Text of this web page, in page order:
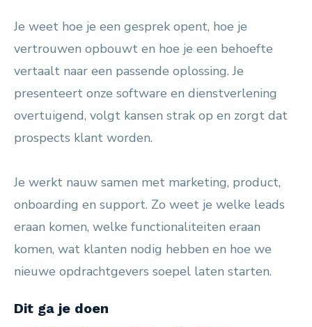
Je weet hoe je een gesprek opent, hoe je
vertrouwen opbouwt en hoe je een behoefte
vertaalt naar een passende oplossing. Je
presenteert onze software en dienstverlening
overtuigend, volgt kansen strak op en zorgt dat
prospects klant worden.
Je werkt nauw samen met marketing, product,
onboarding en support. Zo weet je welke leads
eraan komen, welke functionaliteiten eraan
komen, wat klanten nodig hebben en hoe we
nieuwe opdrachtgevers soepel laten starten.
Dit ga je doen